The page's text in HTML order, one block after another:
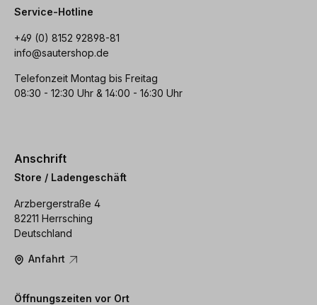
Service-Hotline
+49 (0) 8152 92898-81
info@sautershop.de
Telefonzeit Montag bis Freitag
08:30 - 12:30 Uhr & 14:00 - 16:30 Uhr
Anschrift
Store / Ladengeschäft
Arzbergerstraße 4
82211 Herrsching
Deutschland
Anfahrt
Öffnungszeiten vor Ort